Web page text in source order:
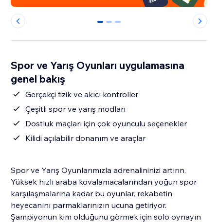
0 1 2
Spor ve Yarış Oyunları uygulamasına
genel bakış
Gerçekçi fizik ve akıcı kontroller
Çeşitli spor ve yarış modları
Dostluk maçları için çok oyunculu seçenekler
Kilidi açılabilir donanım ve araçlar
Spor ve Yarış Oyunlarımızla adrenalininizi artırın.
Yüksek hızlı araba kovalamacalarından yoğun spor
karşılaşmalarına kadar bu oyunlar, rekabetin
heyecanını parmaklarınızın ucuna getiriyor.
Şampiyonun kim olduğunu görmek için solo oynayın